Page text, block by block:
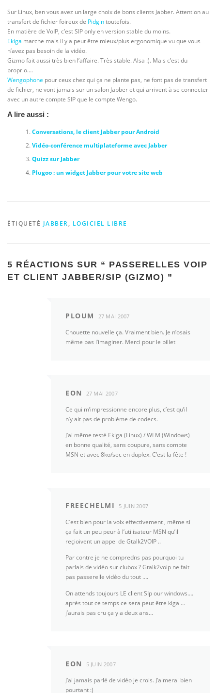
Sur Linux, ben vous avez un large choix de bons clients Jabber. Attention au
transfert de fichier foireux de Pidgintoutefois.
En matière de VoIP, c’est SIP only en version stable du moins.
Ekiga marche mais il y a peut être mieux/plus ergonomique vu que vous
n’avez pas besoin de la vidéo.
Gizmo fait aussi très bien l’affaire. Très stable. Alsa :). Mais c’est du
proprio….
Wengophone pour ceux chez qui ça ne plante pas, ne font pas de transfert
de fichier, ne vont jamais sur un salon Jabber et qui arrivent à se connecter
avec un autre compte SIP que le compte Wengo.
A lire aussi :
Conversations, le client Jabber pour Android
Vidéo-conférence multiplateforme avec Jabber
Quizz sur Jabber
Plugoo : un widget Jabber pour votre site web
ÉTIQUETÉ JABBER, LOGICIEL LIBRE
5 RÉACTIONS SUR “ PASSERELLES VOIP
ET CLIENT JABBER/SIP (GIZMO) ”
PLOUM 27 MAI 2007
Chouette nouvelle ça. Vraiment bien. Je n’osais
même pas l’imaginer. Merci pour le billet
EON 27 MAI 2007
Ce qui m’impressionne encore plus, c’est qu’il
n’y ait pas de problème de codecs.
J’ai même testé Ekiga (Linux) / WLM (Windows)
en bonne qualité, sans coupure, sans compte
MSN et avec 8ko/sec en duplex. C’est la fête !
FREECHELMI 5 JUIN 2007
C’est bien pour la voix effectivement , même si
ça fait un peu peur à l’utilisateur MSN qu’il
reçioivent un appel de Gtalk2VOIP ..
Par contre je ne compredns pas pourquoi tu
parlais de vidéo sur clubox ? Gtalk2voip ne fait
pas passerelle vidéo du tout ….
On attends toujours LE client SIp our windows….
après tout ce temps ce sera peut être kiga …
j’aurais pas cru ça y a deux ans…
EON 5 JUIN 2007
J’ai jamais parlé de vidéo je crois. J’aimerai bien
pourtant :)